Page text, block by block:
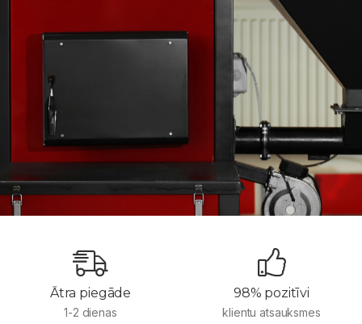
Ātra piegāde
1-2 dienas
98% pozitīvi
klientu atsauksmes